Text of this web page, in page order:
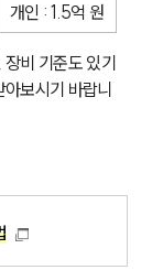
개인 : 1.5억 원
비 기준도 있기
보시기 바랍니